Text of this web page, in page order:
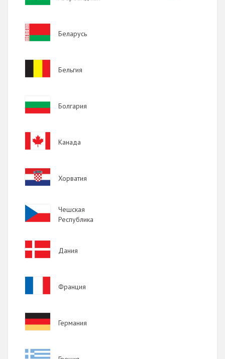
Image
Беларусь
Бельгия
Image
Болгария
Image
Канада
Image
Хорватия
Image
Чешская
Республика
Image
Дания
Франция
Image
Германия
Image